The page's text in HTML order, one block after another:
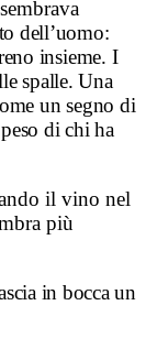
dell’uomo:
insieme. I
spalle.Una
un segno di
di chi ha
il vino nel
più
in bocca un